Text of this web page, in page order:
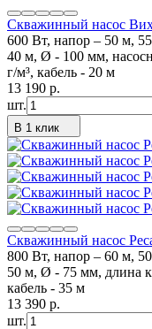
Скважинный насос
600 Вт, напор – 50 м,
40 м, Ø - 100 мм,
г/м³, кабель - 20 м
13 190 p.
шт.
В 1 клик
Скважинный насос
800 Вт, напор – 60 м,
50 м, Ø - 75 мм, длина
кабель - 35 м
13 390 p.
шт.